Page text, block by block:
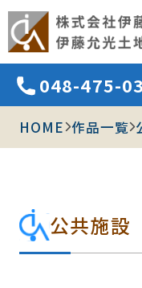
048-475-
HOME 作品一覧
公共施設